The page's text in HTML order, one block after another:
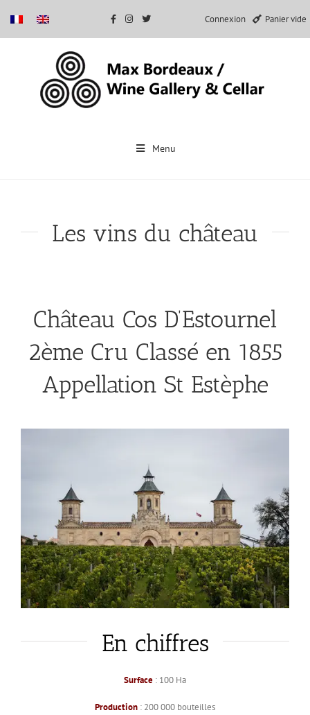
Connexion Panier vide
Menu
Les vins du château
Château Cos D’Estournel
2ème Cru Classé en 1855
Appellation St Estèphe
En chiffres
Surface : 100 Ha
Production : 200 000 bouteilles